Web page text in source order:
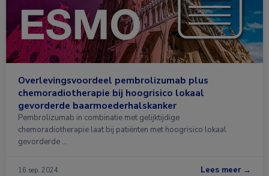
Overlevingsvoordeel pembrolizumab plus
chemoradiotherapie bij hoogrisico lokaal
gevorderde baarmoederhalskanker
Pembrolizumab in combinatie met gelijktijdige
chemoradiotherapie laat bij patiënten met hoogrisico lokaal
gevorderde …
16 sep. 2024 Lees meer →